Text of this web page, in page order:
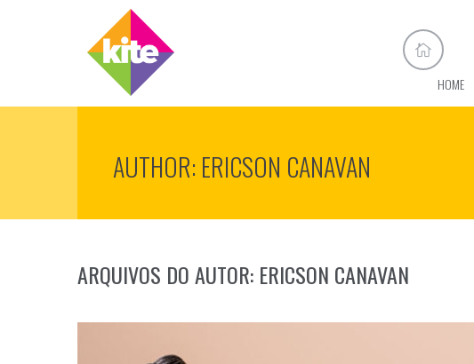
HOME
AUTHOR: ERICSON CANAVAN
ARQUIVOS DO AUTOR: ERICSON CANAVAN